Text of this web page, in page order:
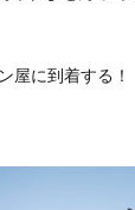
屋に到着する！